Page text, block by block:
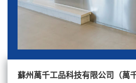
蘇州萬千工品科技有限公司（萬